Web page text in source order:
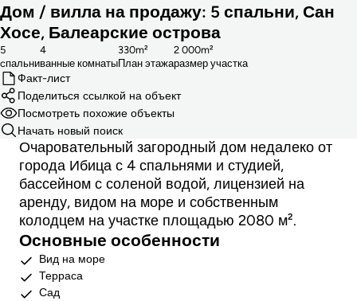
Дом / вилла на продажу: 5 спальни, Сан
Хосе, Балеарские острова
cпальни
5
ванные комнаты
4
План этажа
330m²
размер участка
2 000m²
Факт-лист
Поделиться ссылкой на объект
Посмотреть похожие объекты
Начать новый поиск
Очаровательный загородный дом недалеко от
города Ибица с 4 спальнями и студией,
бассейном с соленой водой, лицензией на
аренду, видом на море и собственным
колодцем на участке площадью 2080 м².
Основные особенности
Вид на море
Терраса
Сад